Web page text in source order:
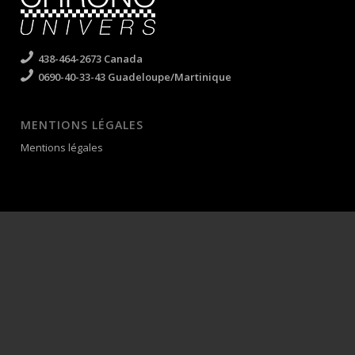
438-464-2673 Canada
0690-40-33-43 Guadeloupe/Martinique
MENTIONS LÉGALES
Mentions légales